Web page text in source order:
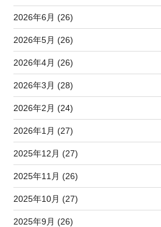
2026年6月 (26)
2026年5月 (26)
2026年4月 (26)
2026年3月 (28)
2026年2月 (24)
2026年1月 (27)
2025年12月 (27)
2025年11月 (26)
2025年10月 (27)
2025年9月 (26)